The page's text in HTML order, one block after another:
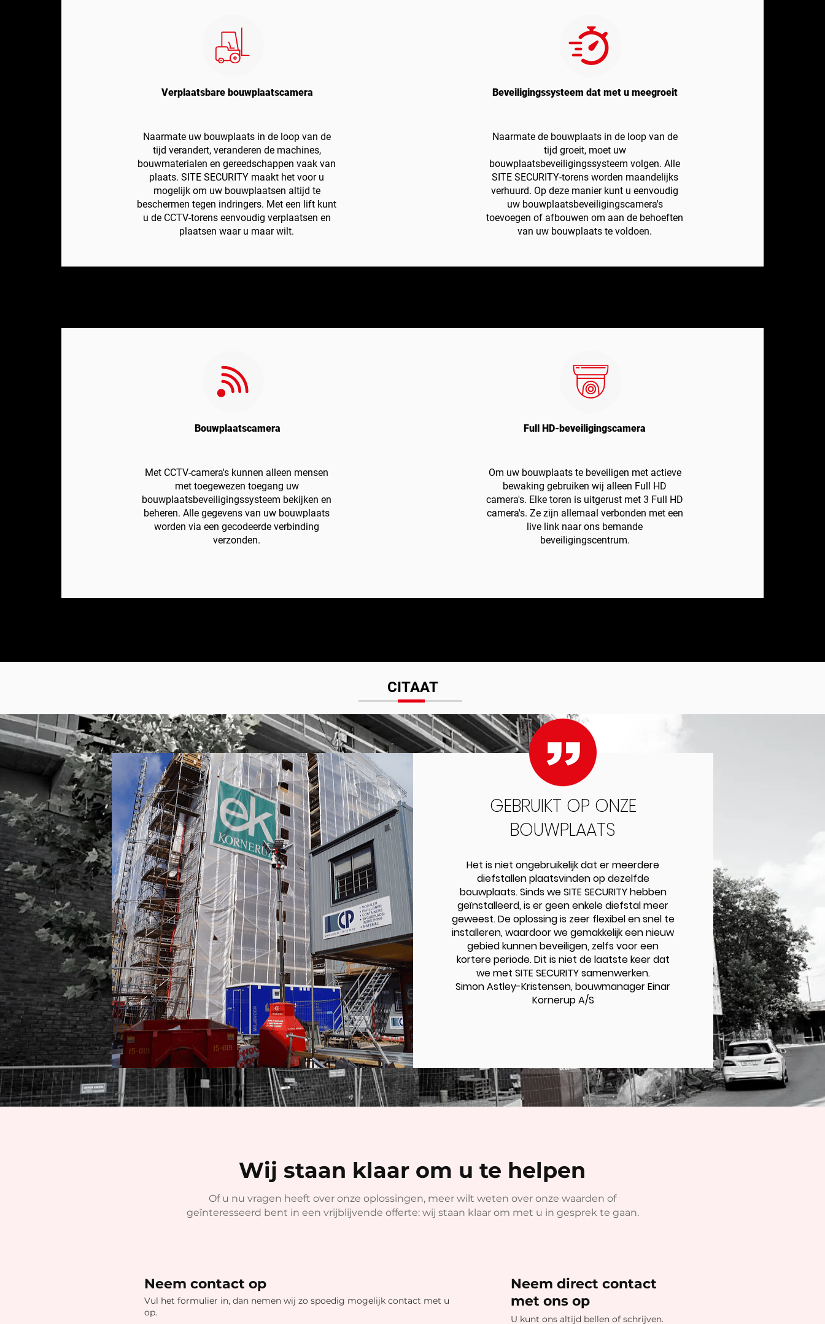
Verplaatsbare bouwplaatscamera
Naarmate uw bouwplaats in de loop van de
tijd verandert, veranderen de machines,
bouwmaterialen en gereedschappen vaak van
plaats. SITE SECURITY maakt het voor u
mogelijk om uw bouwplaatsen altijd te
beschermen tegen indringers. Met een lift kunt
u de CCTV-torens eenvoudig verplaatsen en
plaatsen waar u maar wilt.
Beveiligingssysteem dat met u meegroeit
Naarmate de bouwplaats in de loop van de
tijd groeit, moet uw
bouwplaatsbeveiligingssysteem volgen. Alle
SITE SECURITY-torens worden maandelijks
verhuurd. Op deze manier kunt u eenvoudig
uw bouwplaatsbeveiligingscamera's
toevoegen of afbouwen om aan de behoeften
van uw bouwplaats te voldoen.
Bouwplaatscamera
Met CCTV-camera's kunnen alleen mensen
met toegewezen toegang uw
bouwplaatsbeveiligingssysteem bekijken en
beheren. Alle gegevens van uw bouwplaats
worden via een gecodeerde verbinding
verzonden.
Full HD-beveiligingscamera
Om uw bouwplaats te beveiligen met actieve
bewaking gebruiken wij alleen Full HD
camera's. Elke toren is uitgerust met 3 Full HD
camera's. Ze zijn allemaal verbonden met een
live link naar ons bemande
beveiligingscentrum.
CITAAT
GEBRUIKT OP ONZE
BOUWPLAATS
Het is niet ongebruikelijk dat er meerdere
diefstallen plaatsvinden op dezelfde
bouwplaats. Sinds we SITE SECURITY hebben
geïnstalleerd, is er geen enkele diefstal meer
geweest. De oplossing is zeer flexibel en snel te
installeren, waardoor we gemakkelijk een nieuw
gebied kunnen beveiligen, zelfs voor een
kortere periode. Dit is niet de laatste keer dat
we met SITE SECURITY samenwerken.
Simon Astley-Kristensen, bouwmanager Einar
Kornerup A/S
Wij staan klaar om u te helpen
Of u nu vragen heeft over onze oplossingen, meer wilt weten over onze waarden of
geïnteresseerd bent in een vrijblijvende offerte: wij staan klaar om met u in gesprek te gaan.
Neem contact op
Vul het formulier in, dan nemen wij zo spoedig mogelijk contact met u
op.
Neem direct contact
met ons op
U kunt ons altijd bellen of schrijven.